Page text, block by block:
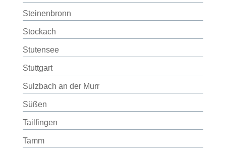
Steinenbronn
Stockach
Stutensee
Stuttgart
Sulzbach an der Murr
Süßen
Tailfingen
Tamm